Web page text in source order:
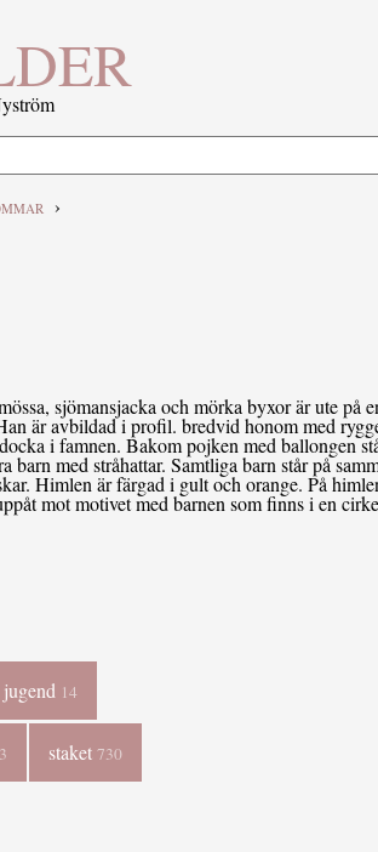
›
sjömansjacka och mörka byxor är ute på
är avbildad i profil. bredvid honom med
i famnen. Bakom pojken med ballongen
med stråhattar. Samtliga barn står på
Himlen är färgad i gult och orange. På
mot motivet med barnen som finns i en
jugend 14
staket730